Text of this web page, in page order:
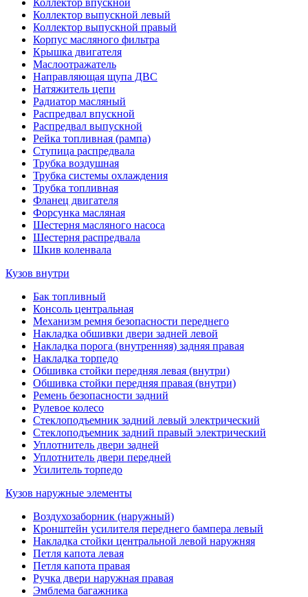
Коллектор выпускной левый
Коллектор выпускной правый
Корпус масляного фильтра
Крышка двигателя
Маслоотражатель
Направляющая щупа ДВС
Натяжитель цепи
Радиатор масляный
Распредвал впускной
Распредвал выпускной
Рейка топливная (рампа)
Ступица распредвала
Трубка воздушная
Трубка системы охлаждения
Трубка топливная
Фланец двигателя
Форсунка масляная
Шестерня масляного насоса
Шестерня распредвала
Шкив коленвала
Кузов внутри
Бак топливный
Консоль центральная
Механизм ремня безопасности переднего
Накладка обшивки двери задней левой
Накладка порога (внутренняя) задняя правая
Накладка торпедо
Обшивка стойки передняя левая (внутри)
Обшивка стойки передняя правая (внутри)
Ремень безопасности задний
Рулевое колесо
Стеклоподъемник задний левый электрический
Стеклоподъемник задний правый электрический
Уплотнитель двери задней
Уплотнитель двери передней
Усилитель торпедо
Кузов наружные элементы
Воздухозаборник (наружный)
Кронштейн усилителя переднего бампера левый
Накладка стойки центральной левой наружняя
Петля капота левая
Петля капота правая
Ручка двери наружная правая
Эмблема багажника